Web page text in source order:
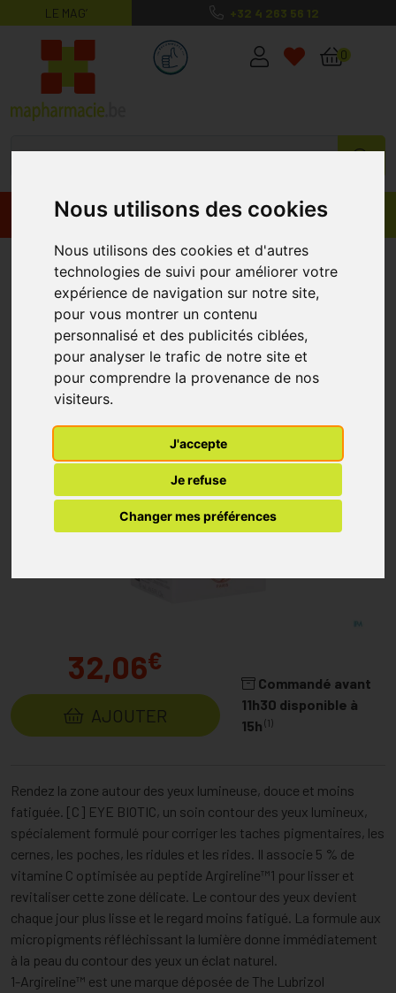
Nous utilisons des cookies
Nous utilisons des cookies et d'autres
technologies de suivi pour améliorer votre
expérience de navigation sur notre site,
pour vous montrer un contenu
personnalisé et des publicités ciblées,
pour analyser le trafic de notre site et
pour comprendre la provenance de nos
visiteurs.
J'accepte
Je refuse
Changer mes préférences
LE MAG’ +32 4 263 56 12
MaPharmacie.be ma santé, mes
0
Promos Produits
Svr Biotic C Eye 15ml SVR
32,06€
AJOUTER
Commandé avant
11h30 disponible à
15h (1)
Rendez la zone autour des yeux lumineuse, douce et moins
fatiguée. [C] EYE BIOTIC, un soin contour des yeux lumineux,
spécialement formulé pour corriger les taches pigmentaires, les
cernes, les poches, les ridules et les rides. Il associe 5 % de
vitamine C optimisée au peptide Argireline™1 pour lisser et
revitaliser cette zone délicate. Le contour des yeux devient
chaque jour plus lisse et le regard moins fatigué. La formule aux
micropigments réfléchissant la lumière donne immédiatement
à la peau du contour des yeux un éclat naturel.
1-Argireline™ est une marque déposée de The Lubrizol